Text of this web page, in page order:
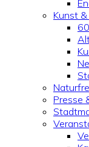
Kunst
Presse